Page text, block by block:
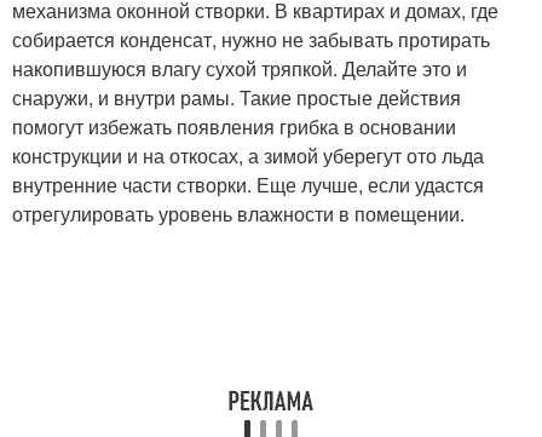
механизма оконной створки. В квартирах и домах, где
собирается конденсат, нужно не забывать протирать
накопившуюся влагу сухой тряпкой. Делайте это и
снаружи, и внутри рамы. Такие простые действия
помогут избежать появления грибка в основании
конструкции и на откосах, а зимой уберегут ото льда
внутренние части створки. Еще лучше, если удастся
отрегулировать уровень влажности в помещении.